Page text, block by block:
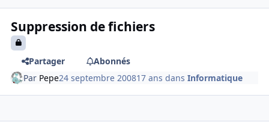
Suppression de fichiers
Partager
Abonnés
Par Pepe24 septembre 200817 ans dansInformatique